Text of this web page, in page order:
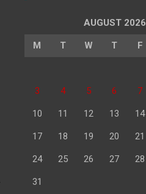
AUGUST 2026
M T W T F
3 4 5 6 7
10 11 12 13 14
17 18 19 20 21
24 25 26 27 28
31